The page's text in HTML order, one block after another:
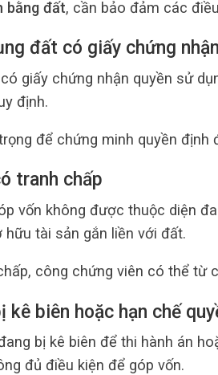
bằng đất, cần bảo đảm các
đất có giấy chứng
giấy chứng nhận quyền sử
định.
để chứng minh quyền định
tranh chấp
vốn không được thuộc diện
hữu tài sản gắn liền với đất.
công chứng viên có thể từ
kê biên hoặc hạn chế
bị kê biên để thi hành án
đủ điều kiện để góp vốn.